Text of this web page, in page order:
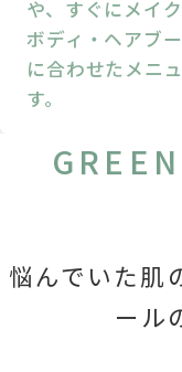
や、すぐにメイ
ボディ・ヘアブ
に合わせたメニ
す。
悩んでいた肌
ール